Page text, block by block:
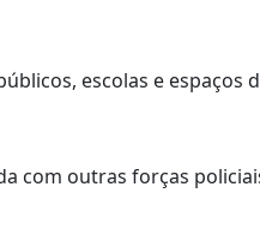
escolas e espaços
com outras forças